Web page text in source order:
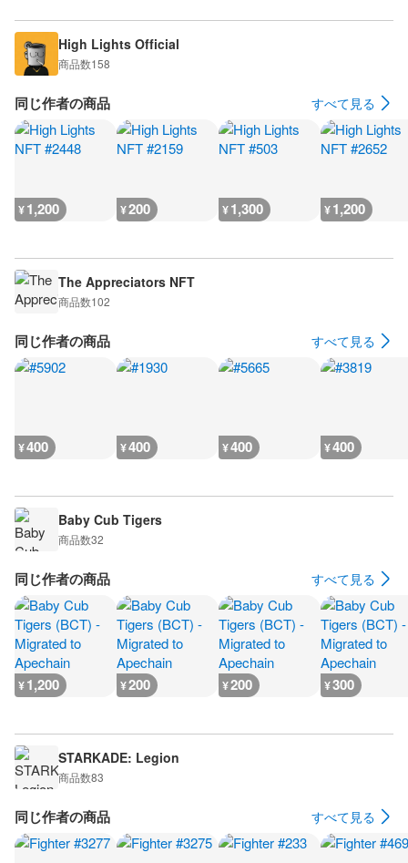
High Lights Official
商品数158
同じ作者の商品 すべて見る
¥1,200 ¥200 ¥1,300 ¥1,200
The Appreciators NFT
商品数102
同じ作者の商品 すべて見る
¥400 ¥400 ¥400 ¥400
Baby Cub Tigers
商品数32
同じ作者の商品 すべて見る
¥1,200 ¥200 ¥200 ¥300
STARKADE: Legion
商品数83
同じ作者の商品 すべて見る